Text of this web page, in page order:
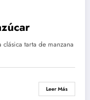
tarta de manzana
Leer Más